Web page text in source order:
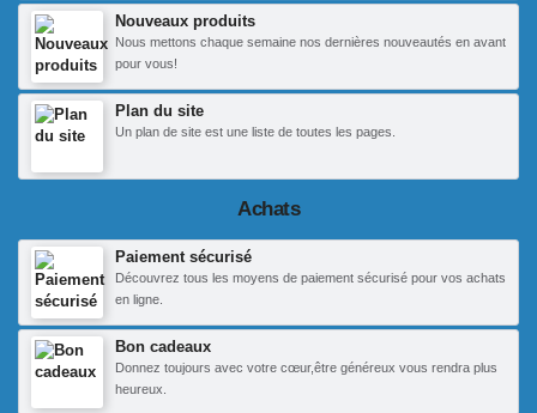
Nouveaux produits
Nous mettons chaque semaine nos dernières nouveautés en avant
pour vous!
Plan du site
Un plan de site est une liste de toutes les pages.
Achats
Paiement sécurisé
Découvrez tous les moyens de paiement sécurisé pour vos achats
en ligne.
Bon cadeaux
Donnez toujours avec votre cœur,être généreux vous rendra plus
heureux.